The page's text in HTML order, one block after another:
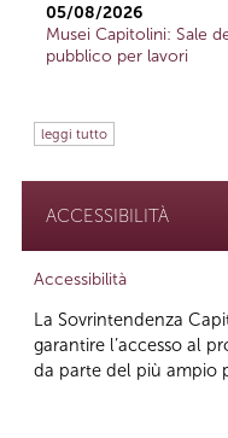
05/08/2026
Musei Capitolini: Sale
pubblico per lavori
leggi tutto
ACCESSIBILITÀ
Accessibilità
La Sovrintendenza
garantire l’accesso al
da parte del più ampio